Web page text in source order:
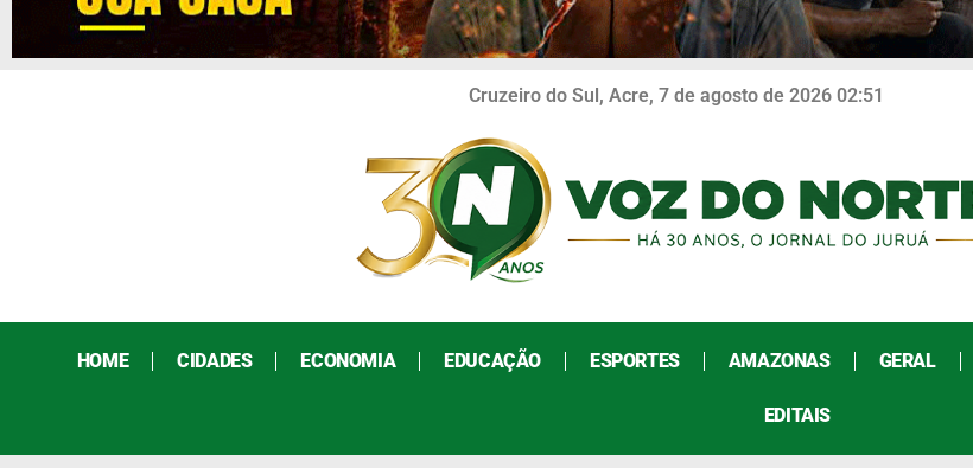
Cruzeiro do Sul, Acre, 7 de agosto de 2026 02:51
HOME CIDADES ECONOMIA EDUCAÇÃO ESPORTES AMAZONAS GERAL
EDITAIS